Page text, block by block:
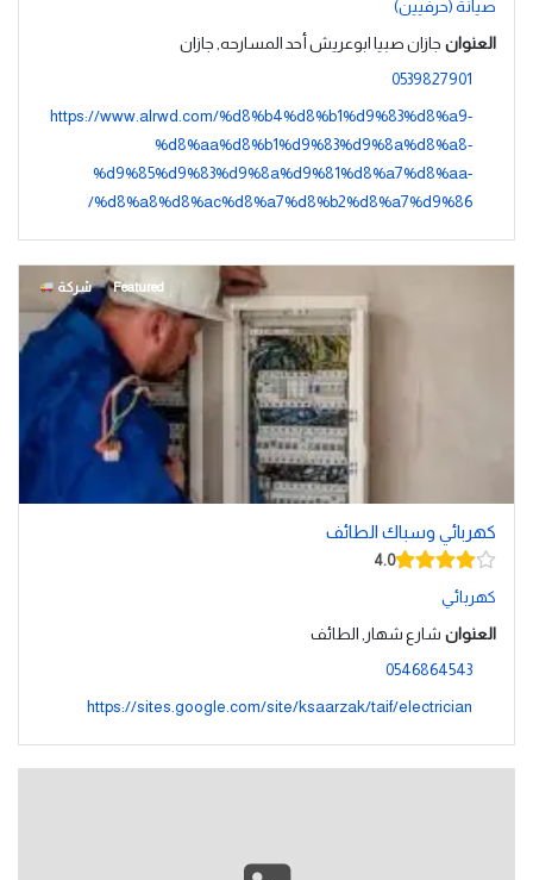
صيانة (حرفيين)
العنوان جازان صبيا ابوعريش أحد المسارحه, جازان
0539827901
https://www.alrwd.com/%d8%b4%d8%b1%d9%83%d8%a9-
%d8%aa%d8%b1%d9%83%d9%8a%d8%a8-
%d9%85%d9%83%d9%8a%d9%81%d8%a7%d8%aa-
%d8%a8%d8%ac%d8%a7%d8%b2%d8%a7%d9%86/
Featured شركة
كهربائي وسباك الطائف
4.0
كهربائي
العنوان شارع شهار, الطائف
0546864543
https://sites.google.com/site/ksaarzak/taif/electrician